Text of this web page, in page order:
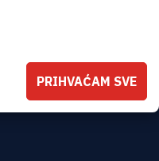
PRIHVAĆAM SVE